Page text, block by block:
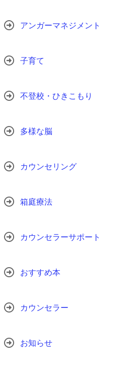
アンガーマネジメント
子育て
不登校・ひきこもり
多様な脳
カウンセリング
箱庭療法
カウンセラーサポート
おすすめ本
カウンセラー
お知らせ